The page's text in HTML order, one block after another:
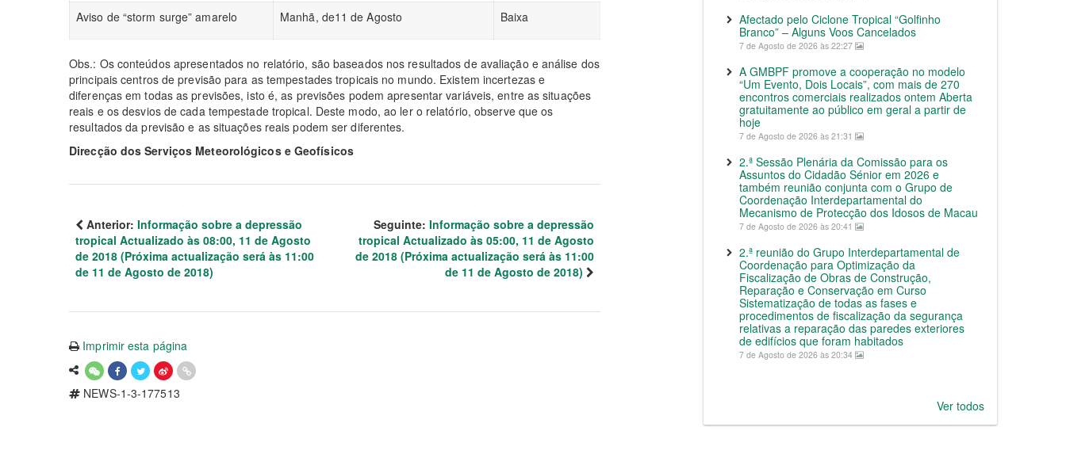
Aviso de “storm surge” amarelo Manhã, de11 de Agosto Baixa
Obs.: Os conteúdos apresentados no relatório, são baseados nos resultados de avaliação e análise dos
principais centros de previsão para as tempestades tropicais no mundo. Existem incertezas e
diferenças em todas as previsões, isto é, as previsões podem apresentar variáveis, entre as situações
reais e os desvios de cada tempestade tropical. Deste modo, ao ler o relatório, observe que os
resultados da previsão e as situações reais podem ser diferentes.
Direcção dos Serviços Meteorológicos e Geofísicos
Anterior: Informação sobre a depressão
tropical Actualizado às 08:00, 11 de Agosto
de 2018 (Próxima actualização será às 11:00
de 11 de Agosto de 2018)
Seguinte: Informação sobre a depressão
tropical Actualizado às 05:00, 11 de Agosto
de 2018 (Próxima actualização será às 11:00
de 11 de Agosto de 2018)
Imprimir esta página
NEWS-1-3-177513
Afectado pelo Ciclone Tropical “Golfinho
Branco” – Alguns Voos Cancelados
7 de Agosto de 2026 às 22:27
A GMBPF promove a cooperação no modelo
“Um Evento, Dois Locais”, com mais de 270
encontros comerciais realizados ontem Aberta
gratuitamente ao público em geral a partir de
hoje
7 de Agosto de 2026 às 21:31
2.ª Sessão Plenária da Comissão para os
Assuntos do Cidadão Sénior em 2026 e
também reunião conjunta com o Grupo de
Coordenação Interdepartamental do
Mecanismo de Protecção dos Idosos de Macau
7 de Agosto de 2026 às 20:41
2.ª reunião do Grupo Interdepartamental de
Coordenação para Optimização da
Fiscalização de Obras de Construção,
Reparação e Conservação em Curso
Sistematização de todas as fases e
procedimentos de fiscalização da segurança
relativas a reparação das paredes exteriores
de edifícios que foram habitados
7 de Agosto de 2026 às 20:34
Ver todos